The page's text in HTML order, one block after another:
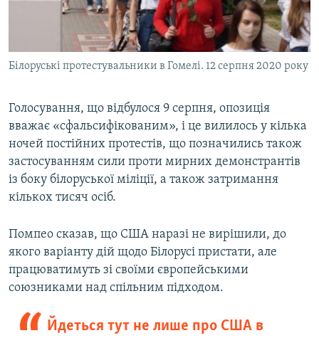
Білоруські протестувальники в Гомелі. 12 серпня 2020 року
Голосування, що відбулося 9 серпня, опозиція
вважає «сфальсифікованим», і це вилилось у кілька
ночей постійних протестів, що позначились також
застосуванням сили проти мирних демонстрантів
із боку білоруської міліції, а також затримання
кількох тисяч осіб.
Помпео сказав, що США наразі не вирішили, до
якого варіанту дій щодо Білорусі пристати, але
працюватимуть зі своїми європейськими
союзниками над спільним підходом.
Йдеться тут не лише про США в